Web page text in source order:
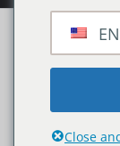
EN
Close